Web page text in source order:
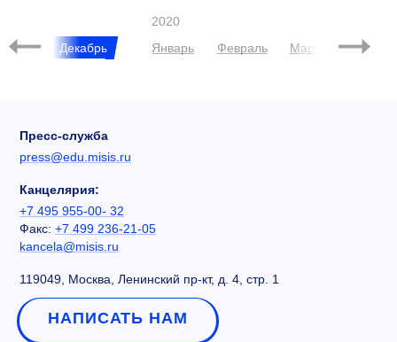
ПРЕПОДАВАТЕЛЬ ГОДА
Декабрь
2020
Январь
Февраль Март Апрель
Пресс-служба
press@edu.misis.ru
Канцелярия:
+7 495 955-00- 32
Факс: +7 499 236-21-05
kancela@misis.ru
119049, Москва, Ленинский пр-кт, д. 4, стр. 1
НАПИСАТЬ НАМ